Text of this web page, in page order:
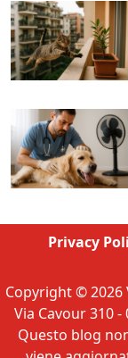
Privacy
Copyright © 2026
Via Cavour 310 -
Questo blog